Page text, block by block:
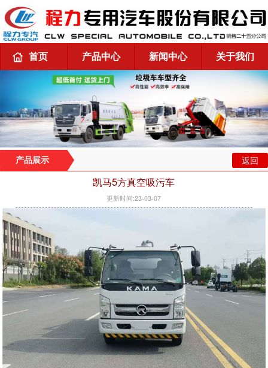
首页 产品中心 新闻中心 关于我们
产品展示 返回
凯马5方真空吸污车
更新时间:23-03-07